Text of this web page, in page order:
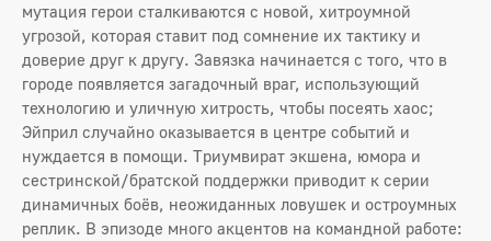
мутация герои сталкиваются с новой, хитроумной
угрозой, которая ставит под сомнение их тактику и
доверие друг к другу. Завязка начинается с того, что в
городе появляется загадочный враг, использующий
технологию и уличную хитрость, чтобы посеять хаос;
Эйприл случайно оказывается в центре событий и
нуждается в помощи. Триумвират экшена, юмора и
сестринской/братской поддержки приводит к серии
динамичных боёв, неожиданных ловушек и остроумных
реплик. В эпизоде много акцентов на командной работе: